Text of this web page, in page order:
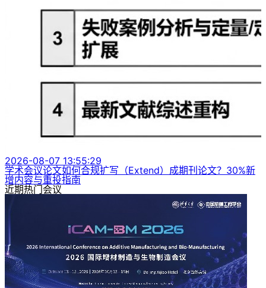
2026-08-07 13:55:29
学术会议论文如何合规扩写（Extend）成期刊论文？30%新
增内容与重投指南
近期热门会议